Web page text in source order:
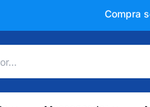
+150 mil